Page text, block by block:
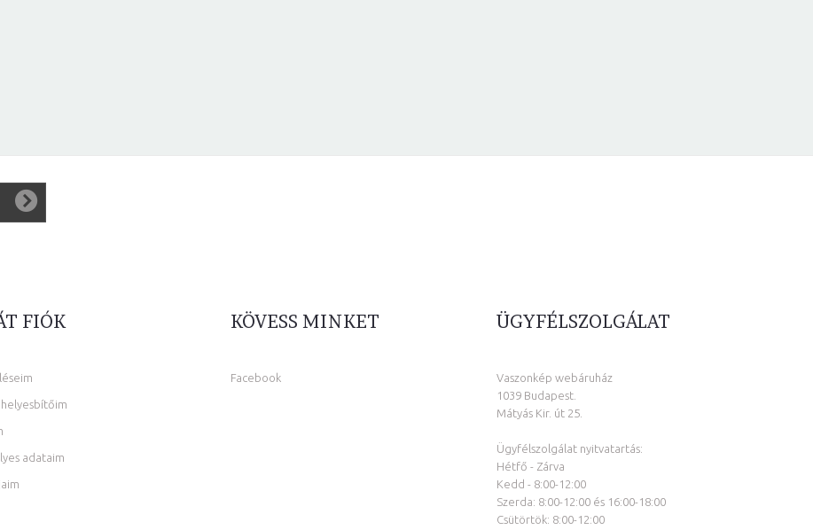
FIÓK
adataim
KÖVESS MINKET
Facebook
ÜGYFÉLSZOLGÁLAT
Vaszonkép webáruház
1039 Budapest.
Mátyás Kir. út 25.
Ügyfélszolgálat nyitvatartás:
Hétfő - Zárva
Kedd - 8:00-12:00
Szerda: 8:00-12:00 és 16:00-18:00
Csütörtök: 8:00-12:00